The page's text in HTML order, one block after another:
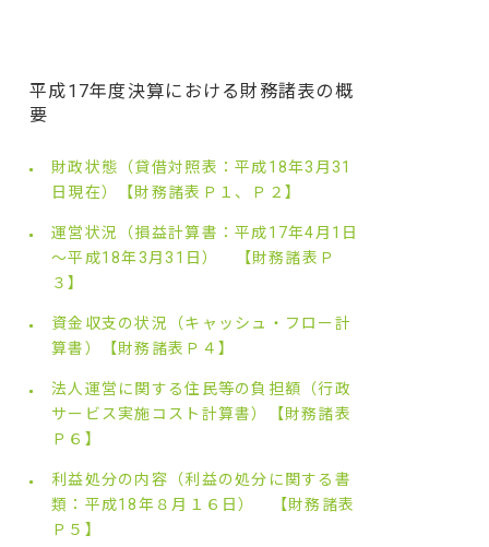
平成17年度決算における財務諸表の概
要
財政状態（貸借対照表：平成18年3月31
日現在）【財務諸表Ｐ１、Ｐ２】
運営状況（損益計算書：平成17年4月1日
～平成18年3月31日） 【財務諸表Ｐ
３】
資金収支の状況（キャッシュ・フロー計
算書）【財務諸表Ｐ４】
法人運営に関する住民等の負担額（行政
サービス実施コスト計算書）【財務諸表
Ｐ６】
利益処分の内容（利益の処分に関する書
類：平成18年８月１６日） 【財務諸表
Ｐ５】